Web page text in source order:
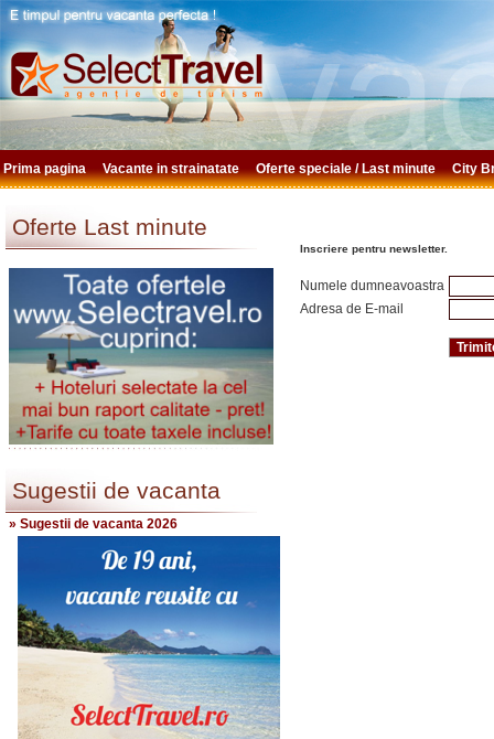
Prima pagina Vacante in strainatate Oferte speciale / Last minute City
Oferte Last minute
Sugestii de vacanta
» Sugestii de vacanta 2026
Inscriere pentru newsletter.
Numele dumneavoastra
Adresa de E-mail